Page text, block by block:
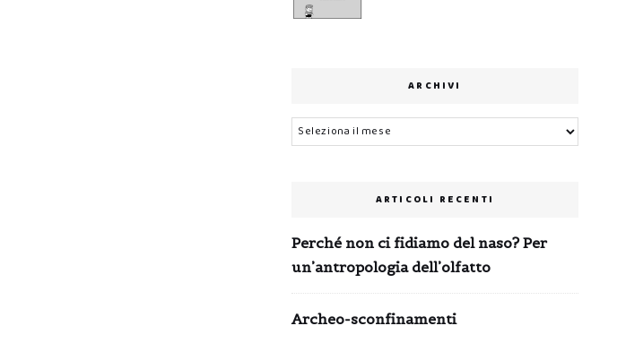
ARCHIVI
Archivi
ARTICOLI RECENTI
Perché non ci fidiamo del naso? Per
un’antropologia dell’olfatto
Archeo-sconfinamenti